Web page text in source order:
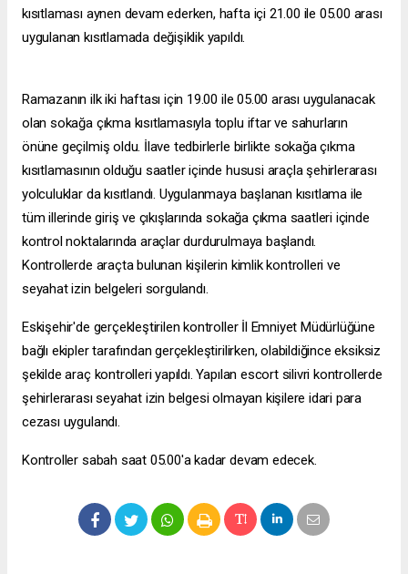
kısıtlaması aynen devam ederken, hafta içi 21.00 ile 05.00 arası
uygulanan kısıtlamada değişiklik yapıldı.
Ramazanın ilk iki haftası için 19.00 ile 05.00 arası uygulanacak
olan sokağa çıkma kısıtlamasıyla toplu iftar ve sahurların
önüne geçilmiş oldu. İlave tedbirlerle birlikte sokağa çıkma
kısıtlamasının olduğu saatler içinde hususi araçla şehirlerarası
yolculuklar da kısıtlandı. Uygulanmaya başlanan kısıtlama ile
tüm illerinde giriş ve çıkışlarında sokağa çıkma saatleri içinde
kontrol noktalarında araçlar durdurulmaya başlandı.
Kontrollerde araçta bulunan kişilerin kimlik kontrolleri ve
seyahat izin belgeleri sorgulandı.
Eskişehir'de gerçekleştirilen kontroller İl Emniyet Müdürlüğüne
bağlı ekipler tarafından gerçekleştirilirken, olabildiğince eksiksiz
şekilde araç kontrolleri yapıldı. Yapılan escort silivri kontrollerde
şehirlerarası seyahat izin belgesi olmayan kişilere idari para
cezası uygulandı.
Kontroller sabah saat 05.00'a kadar devam edecek.